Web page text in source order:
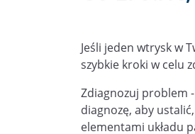
Jeśli jeden wtrysk w
szybkie kroki w celu
Zdiagnozuj problem
diagnozę, aby
elementami układu